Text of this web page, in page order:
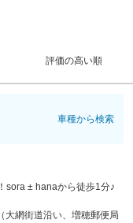
評価の高い順
車種から検索
sora ± hanaから徒歩1分♪
大網街道沿い、増穂郵便局